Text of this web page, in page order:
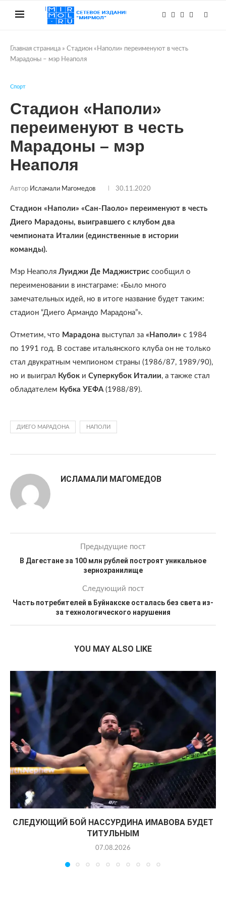
Главная страница » Стадион «Наполи» переименуют в честь
Марадоны – мэр Неаполя
Спорт
Стадион «Наполи»
переименуют в честь
Марадоны – мэр
Неаполя
Автор Исламали Магомедов 30.11.2020
Стадион «Наполи» «Сан-Паоло» переименуют в честь
Диего Марадоны, выигравшего с клубом два
чемпионата Италии (единственные в истории
команды).
Мэр Неаполя Луиджи Де Маджистрис сообщил о
переименовании в инстаграме: «Было много
замечательных идей, но в итоге название будет таким:
стадион “Диего Армандо Марадона”».
Отметим, что Марадона выступал за «Наполи» с 1984
по 1991 год. В составе итальянского клуба он не только
стал двукратным чемпионом страны (1986/87, 1989/90),
но и выиграл Кубок и Суперкубок Италии, а также стал
обладателем Кубка УЕФА (1988/89).
ДИЕГО МАРАДОНА НАПОЛИ
ИСЛАМАЛИ МАГОМЕДОВ
Предыдущие пост
В Дагестане за 100 млн рублей построят уникальное
зернохранилище
Следующий пост
Часть потребителей в Буйнакске осталась без света из-
за технологического нарушения
YOU MAY ALSO LIKE
СЛЕДУЮЩИЙ БОЙ НАССУРДИНА ИМАВОВА БУДЕТ
ТИТУЛЬНЫМ
07.08.2026